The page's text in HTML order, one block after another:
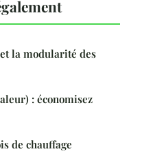
la modularité des
: économisez
de chauffage